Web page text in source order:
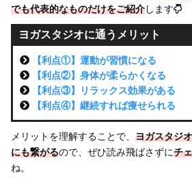
でも代表的なものだけをご紹介します
ヨガスタジオに通うメリット
【利点①】運動が習慣になる
【利点②】身体が柔らかくなる
【利点③】リラックス効果がある
【利点④】継続すれば痩せられる
メリットを理解することで、 ヨガスタジ
にも繋がるので、ぜひ読み飛ばさずにチ
ね。